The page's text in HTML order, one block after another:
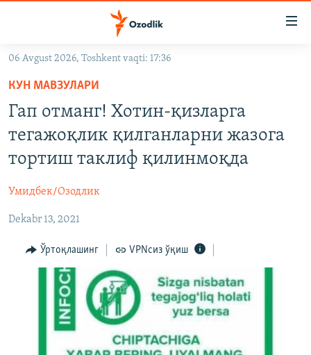
Асосий
навигацияга
ўтинг
Қидиришга
ўтинг
На русском
ИЖТИМОИЙ ТАРМОҚЛАР
Озодлик бошқа тилларда
06 Avgust 2026, Toshkent vaqti: 17:36
КУН МАВЗУЛАРИ
Гап отманг! Хотин-қизларга
тегажоқлик қилганларни жазога
тортиш таклиф қилинмоқда
Умидбек/Озодлик
Dekabr 13, 2021
Ўртоқлашинг VPNсиз ўқиш